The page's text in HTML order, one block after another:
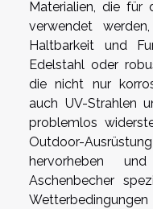
Materialien, die für
verwendet
Haltbarkeit und
Edelstahl oder
die nicht nur
auch UV-Strahlen
problemlos
Outdoor-
hervorheben
Aschenbecher